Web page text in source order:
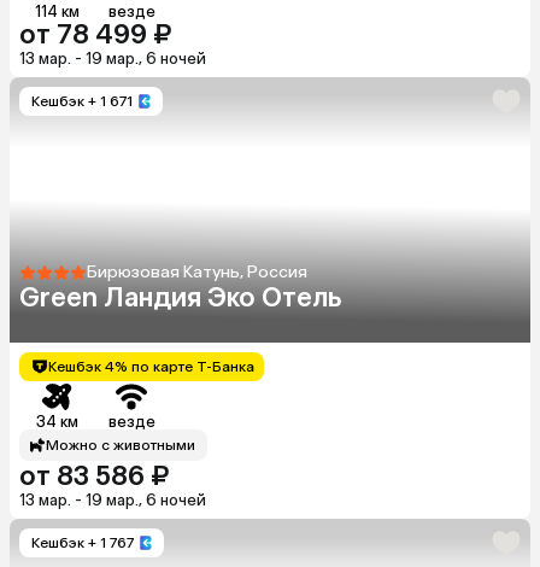
114 км везде
от 78 499 ₽
13 мар. - 19 мар., 6 ночей
Кешбэк + 1 671
Бирюзовая Катунь, Россия
Green Ландия Эко Отель
Кешбэк 4% по карте Т-Банка
34 км везде
Можно с животными
от 83 586 ₽
13 мар. - 19 мар., 6 ночей
Кешбэк + 1 767